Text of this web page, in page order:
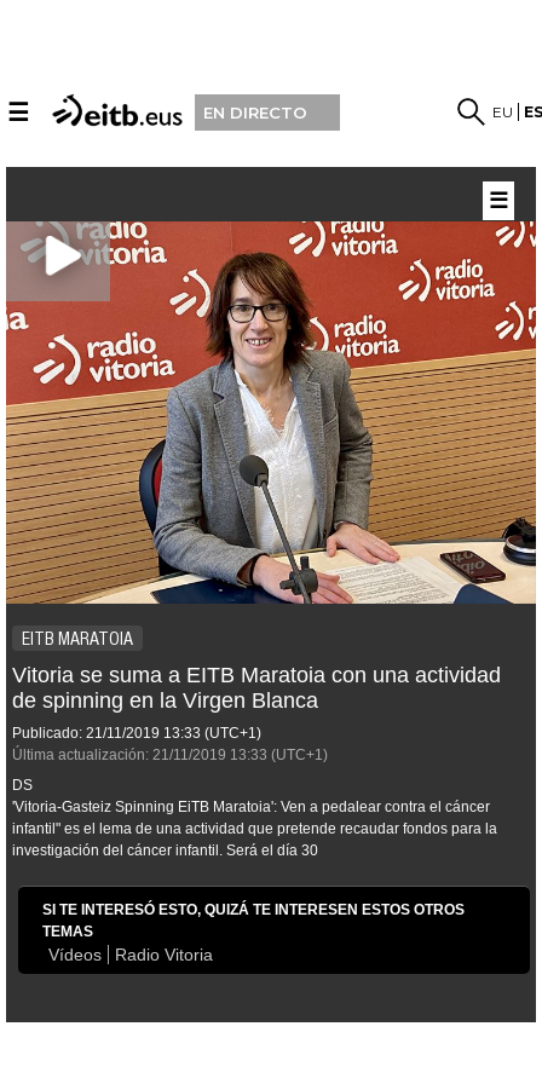
☰ EN DIRECTO EU
EITB MARATOIA
Vitoria se suma a EITB Maratoia con una actividad
de spinning en la Virgen Blanca
Publicado: 21/11/2019 13:33 (UTC+1)
Última actualización: 21/11/2019 13:33 (UTC+1)
DS
'Vitoria-Gasteiz Spinning EiTB Maratoia': Ven a pedalear contra el cáncer
infantil" es el lema de una actividad que pretende recaudar fondos para la
investigación del cáncer infantil. Será el día 30
SI TE INTERESÓ ESTO, QUIZÁ TE INTERESEN ESTOS OTROS
TEMAS
Vídeos Radio Vitoria
☰